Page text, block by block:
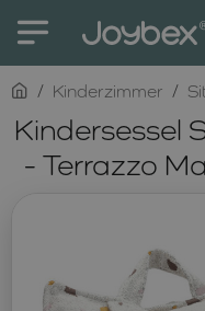
Kindersessel
- Terrazzo
homeKinderzimmer